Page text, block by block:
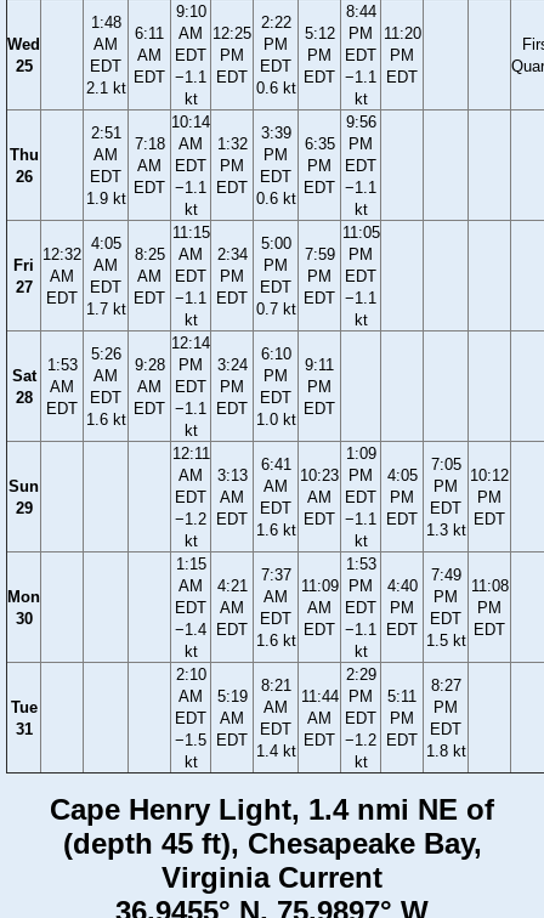
Wed
25
1:48
AM
EDT
2.1 kt
6:11
AM
EDT
9:10
AM
EDT
−1.1
kt
12:25
PM
EDT
2:22
PM
EDT
0.6 kt
5:12
PM
EDT
8:44
PM
EDT
−1.1
kt
11:20
PM
EDT
Thu
26
2:51
AM
EDT
1.9 kt
7:18
AM
EDT
10:14
AM
EDT
−1.1
kt
1:32
PM
EDT
3:39
PM
EDT
0.6 kt
6:35
PM
EDT
9:56
PM
EDT
−1.1
kt
Fri
27
12:32
AM
EDT
4:05
AM
EDT
1.7 kt
8:25
AM
EDT
11:15
AM
EDT
−1.1
kt
2:34
PM
EDT
5:00
PM
EDT
0.7 kt
7:59
PM
EDT
11:05
PM
EDT
−1.1
kt
Sat
28
1:53
AM
EDT
5:26
AM
EDT
1.6 kt
9:28
AM
EDT
12:14
PM
EDT
−1.1
kt
3:24
PM
EDT
6:10
PM
EDT
1.0 kt
9:11
PM
EDT
Sun
29
12:11
AM
EDT
−1.2
kt
3:13
AM
EDT
6:41
AM
EDT
1.6 kt
10:23
AM
EDT
1:09
PM
EDT
−1.1
kt
4:05
PM
EDT
7:05
PM
EDT
1.3 kt
10:12
PM
EDT
Mon
30
1:15
AM
EDT
−1.4
kt
4:21
AM
EDT
7:37
AM
EDT
1.6 kt
11:09
AM
EDT
1:53
PM
EDT
−1.1
kt
4:40
PM
EDT
7:49
PM
EDT
1.5 kt
11:08
PM
EDT
Tue
31
2:10
AM
EDT
−1.5
kt
5:19
AM
EDT
8:21
AM
EDT
1.4 kt
11:44
AM
EDT
2:29
PM
EDT
−1.2
kt
5:11
PM
EDT
8:27
PM
EDT
1.8 kt
Cape Henry Light, 1.4 nmi NE of
(depth 45 ft), Chesapeake Bay,
Virginia Current